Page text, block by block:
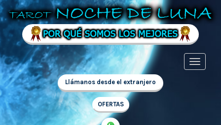
Llámanos desde el extranjero
OFERTAS